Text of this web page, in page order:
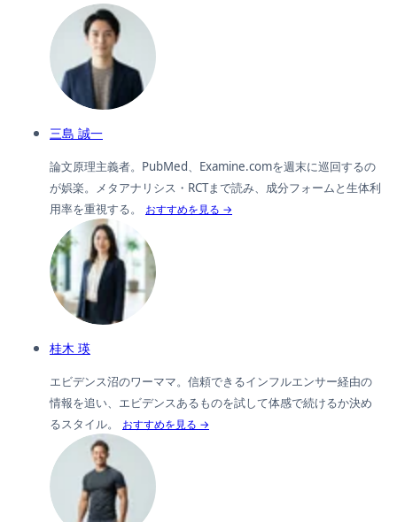
三島 誠一
論文原理主義者。PubMed、Examine.comを週末に巡回するの
が娯楽。メタアナリシス・RCTまで読み、成分フォームと生体利
用率を重視する。
おすすめを見る →
桂木 瑛
エビデンス沼のワーママ。信頼できるインフルエンサー経由の
情報を追い、エビデンスあるものを試して体感で続けるか決め
るスタイル。
おすすめを見る →